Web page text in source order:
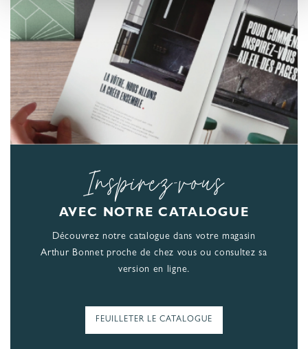
Inspirez-vous
AVEC NOTRE CATALOGUE
Découvrez notre catalogue dans votre magasin
Arthur Bonnet proche de chez vous ou consultez sa
version en ligne.
FEUILLETER LE CATALOGUE